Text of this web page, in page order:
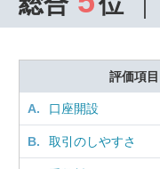
評価項目
A. 口座開設
B. 取引のしやすさ